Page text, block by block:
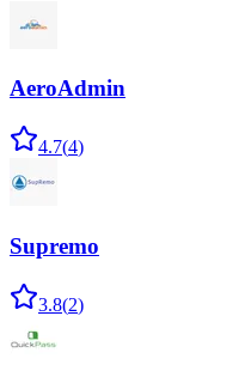
AeroAdmin
4.7(4)
Supremo
3.8(2)